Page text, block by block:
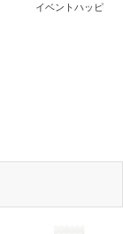
イベントハッピ